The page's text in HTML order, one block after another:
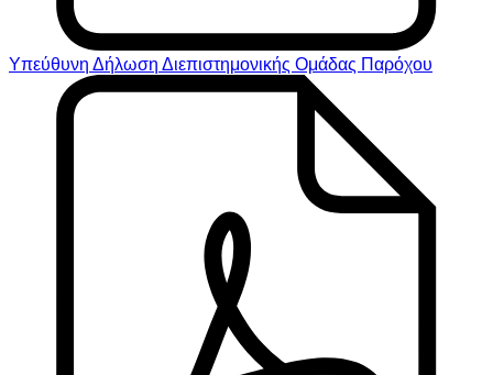
Υπεύθυνη Δήλωση Διεπιστημονικής Ομάδας Παρόχου